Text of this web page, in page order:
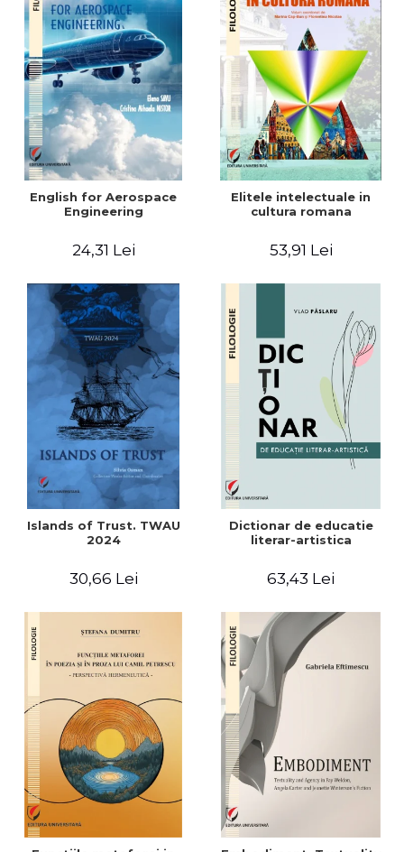
English for Aerospace
Engineering
24,31 Lei
Elitele intelectuale in
cultura romana
53,91 Lei
Islands of Trust. TWAU
2024
30,66 Lei
Dictionar de educatie
literar-artistica
63,43 Lei